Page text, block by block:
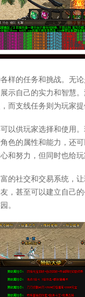
样的任务和挑战。无
示自己的实力和智慧
而支线任务则为玩家提
以供玩家选择和使用
色的属性和能力，还
和努力，但同时也给玩
的社交和交易系统，
，甚至可以建立自己
。